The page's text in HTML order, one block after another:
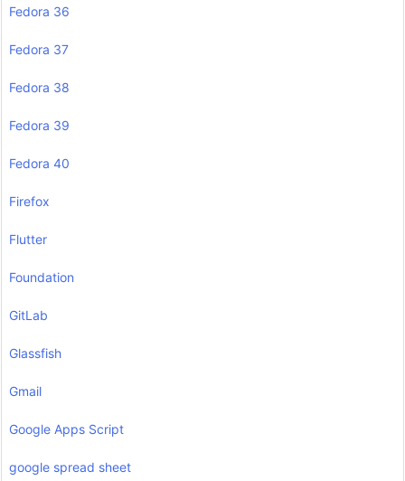
Fedora 36
Fedora 37
Fedora 38
Fedora 39
Fedora 40
Firefox
Flutter
Foundation
GitLab
Glassfish
Gmail
Google Apps Script
google spread sheet